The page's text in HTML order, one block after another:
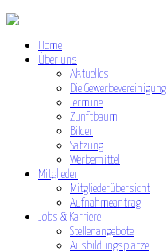
Home
Über uns
Aktuelles
Die Gewerbevereinigung
Termine
Zunftbaum
Bilder
Satzung
Werbemittel
Mitglieder
Mitgliederübersicht
Aufnahmeantrag
Jobs & Karriere
Stellenangebote
Ausbildungsplätze